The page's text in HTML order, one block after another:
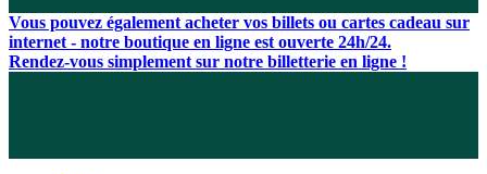
Vous pouvez également acheter vos billets ou cartes cadeau sur
internet - notre boutique en ligne est ouverte 24h/24.
Rendez-vous simplement sur notre billetterie en ligne !